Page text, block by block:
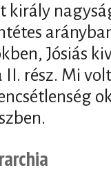
király
Jósiás
rész. Mi